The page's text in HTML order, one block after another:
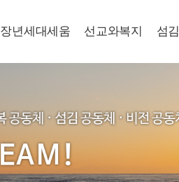
장년세대세움 선교와복지 섬